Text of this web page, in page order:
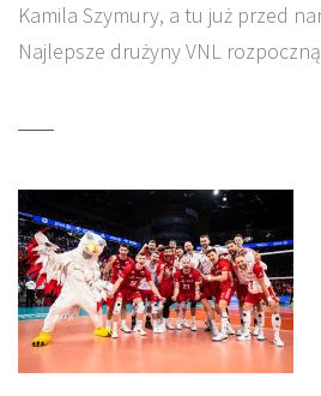
Kamila Szymury, a tu już przed
Najlepsze drużyny VNL